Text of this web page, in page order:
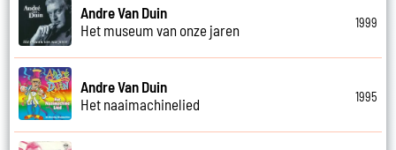
Andre Van Duin
Het museum van onze jaren
1999
Andre Van Duin
Het naaimachinelied
1995